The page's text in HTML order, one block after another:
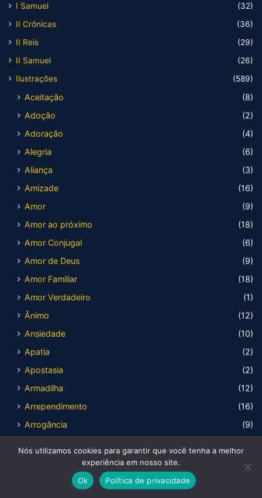
I Samuel
(32)
II Crônicas
(36)
II Reis
(29)
II Samuel
(26)
Ilustrações
(589)
Aceitação
(8)
Adoção
(2)
Adoração
(4)
Alegria
(6)
Aliança
(3)
Amizade
(16)
Amor
(9)
Amor ao próximo
(18)
Amor Conjugal
(6)
Amor de Deus
(9)
Amor Familiar
(18)
Amor Verdadeiro
(1)
Ânimo
(12)
Ansiedade
(10)
Apatia
(2)
Apostasia
(2)
Armadilha
(12)
Arrependimento
(16)
Arrogância
(9)
Nós utilizamos cookies para garantir que você tenha a melhor
experiência em nosso site.
Ok
Política de privacidade